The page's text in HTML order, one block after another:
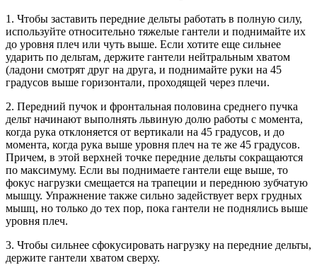
1. Чтобы заставить передние дельты работать в полную силу,
используйте относительно тяжелые гантели и поднимайте их
до уровня плеч или чуть выше. Если хотите еще сильнее
ударить по дельтам, держите гантели нейтральным хватом
(ладони смотрят друг на друга, и поднимайте руки на 45
градусов выше горизонтали, проходящей через плечи.
2. Передний пучок и фронтальная половина среднего пучка
дельт начинают выполнять львиную долю работы с момента,
когда рука отклоняется от вертикали на 45 градусов, и до
момента, когда рука выше уровня плеч на те же 45 градусов.
Причем, в этой верхней точке передние дельты сокращаются
по максимуму. Если вы поднимаете гантели еще выше, то
фокус нагрузки смещается на трапеции и переднюю зубчатую
мышцу. Упражнение также сильно задействует верх грудных
мышц, но только до тех пор, пока гантели не поднялись выше
уровня плеч.
3. Чтобы сильнее сфокусировать нагрузку на передние дельты,
держите гантели хватом сверху.